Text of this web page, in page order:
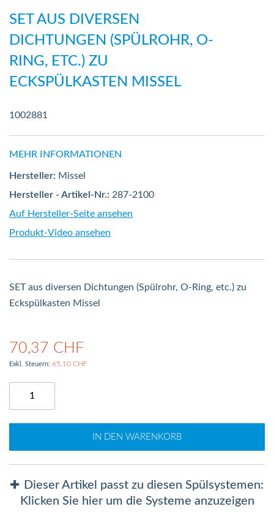
SET AUS DIVERSEN
DICHTUNGEN (SPÜLROHR, O-
RING, ETC.) ZU
ECKSPÜLKASTEN MISSEL
1002881
MEHR INFORMATIONEN
Hersteller: Missel
Hersteller - Artikel-Nr.: 287-2100
Auf Hersteller-Seite ansehen
Produkt-Video ansehen
SET aus diversen Dichtungen (Spülrohr, O-Ring, etc.) zu
Eckspülkasten Missel
70,37 CHF
65,10 CHF
IN DEN WARENKORB
Anfang
Bildergalerie
springen
Dieser Artikel passt zu diesen Spülsystemen:
Klicken Sie hier um die Systeme anzuzeigen